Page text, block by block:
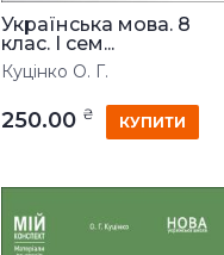
Українська мова. 8
клас. І сем...
Куцінко О. Г.
250.00 ₴ КУПИТИ